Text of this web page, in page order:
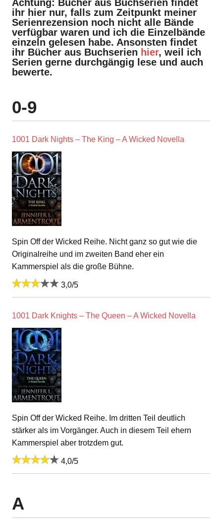
Achtung: Bücher aus Buchserien findet
ihr hier nur, falls zum Zeitpunkt meiner
Serienrezension noch nicht alle Bände
verfügbar waren und ich die Einzelbände
einzeln gelesen habe. Ansonsten findet
ihr Bücher aus Buchserien hier, weil ich
Serien gerne durchgängig lese und auch
bewerte.
0-9
1001 Dark Nights – The King – A Wicked Novella
Spin Off der Wicked Reihe. Nicht ganz so gut wie die
Originalreihe und im zweiten Band eher ein
Kammerspiel als die große Bühne.
3,0/5
1001 Dark Knights – The Queen – A Wicked Novella
Spin Off der Wicked Reihe. Im dritten Teil deutlich
stärker als im Vorgänger. Auch in diesem Teil ehern
Kammerspiel aber trotzdem gut.
4,0/5
A